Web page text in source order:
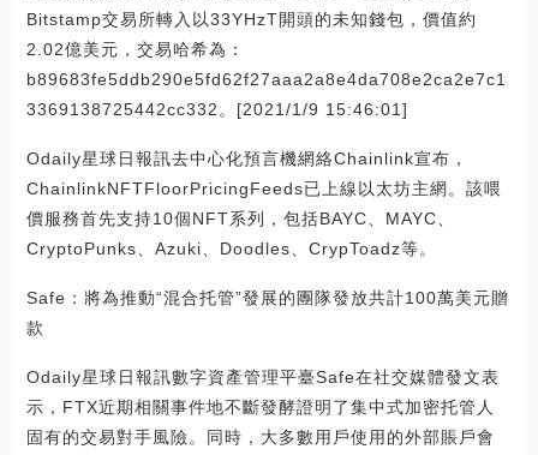
Bitstamp交易所轉入以33YHzT開頭的未知錢包，價值約
2.02億美元，交易哈希為：
b89683fe5ddb290e5fd62f27aaa2a8e4da708e2ca2e7c1
3369138725442cc332。[2021/1/9 15:46:01]
Odaily星球日報訊去中心化預言機網絡Chainlink宣布，
ChainlinkNFTFloorPricingFeeds已上線以太坊主網。該喂
價服務首先支持10個NFT系列，包括BAYC、MAYC、
CryptoPunks、Azuki、Doodles、CrypToadz等。
Safe：將為推動“混合托管”發展的團隊發放共計100萬美元贈
款
Odaily星球日報訊數字資產管理平臺Safe在社交媒體發文表
示，FTX近期相關事件地不斷發酵證明了集中式加密托管人
固有的交易對手風險。同時，大多數用戶使用的外部賬戶會